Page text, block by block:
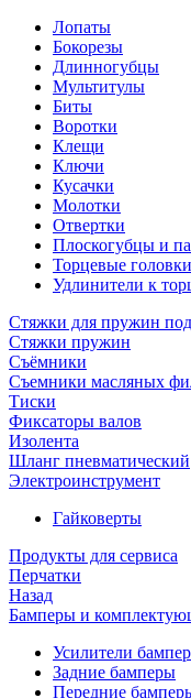
Лопаты
Бокорезы
Длинногубцы
Мультитулы
Биты
Воротки
Клещи
Ключи
Кусачки
Молотки
Отвертки
Плоскогубцы и
Торцевые головки
Удлинители к
Стяжки для пружин
Стяжки пружин
Съёмники
Съемники масляных
Тиски
Фиксаторы валов
Изолента
Шланг пневматический
Электроинструмент
Гайковерты
Продукты для сервиса
Перчатки
Назад
Бамперы и
Усилители
Задние бамперы
Передние